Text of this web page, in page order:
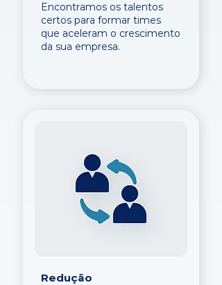
Encontramos os talentos
certos para formar times
que aceleram o crescimento
da sua empresa.
Redução